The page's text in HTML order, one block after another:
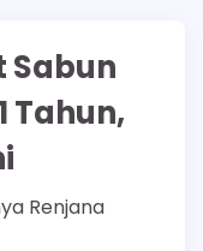
Sabun
Tahun,
Renjana